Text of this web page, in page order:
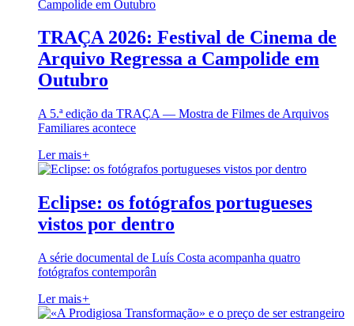
TRAÇA 2026: Festival de Cinema de
Arquivo Regressa a Campolide em
Outubro
A 5.ª edição da TRAÇA — Mostra de Filmes de Arquivos
Familiares acontece
Ler mais+
Eclipse: os fotógrafos portugueses
vistos por dentro
A série documental de Luís Costa acompanha quatro
fotógrafos contemporân
Ler mais+